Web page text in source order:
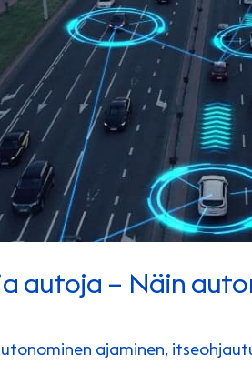
autoja – Näin
ajaminen,